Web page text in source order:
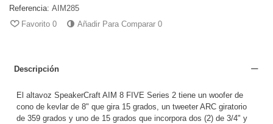
Referencia: AIM285
Favorito 0 Añadir Para Comparar 0
Descripción
El altavoz SpeakerCraft AIM 8 FIVE Series 2 tiene un woofer de
cono de kevlar de 8" que gira 15 grados, un tweeter ARC giratorio
de 359 grados y uno de 15 grados que incorpora dos (2) de 3/4" y